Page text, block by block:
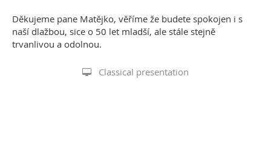
Děkujeme pane Matějko, věříme že budete spokojen i s
naší dlažbou, sice o 50 let mladší, ale stále stejně
trvanlivou a odolnou.
Classical presentation